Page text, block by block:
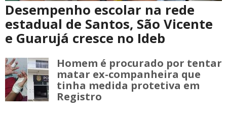
Desempenho escolar na rede
estadual de Santos, São Vicente
e Guarujá cresce no Ideb
Homem é procurado por tentar
matar ex-companheira que
tinha medida protetiva em
Registro